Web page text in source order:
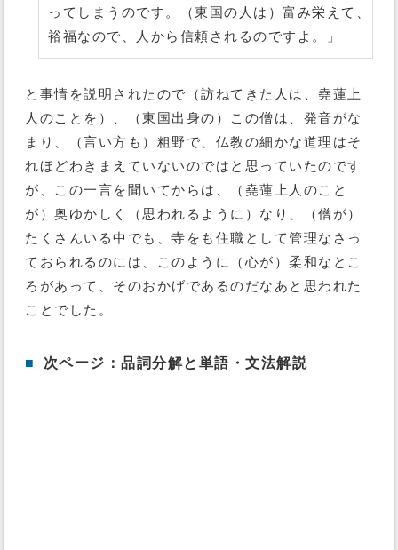
ってしまうのです。（東国の人は）富み栄えて、
裕福なので、人から信頼されるのですよ。」
と事情を説明されたので（訪ねてきた人は、堯蓮上
人のことを）、（東国出身の）この僧は、発音がな
まり、（言い方も）粗野で、仏教の細かな道理はそ
れほどわきまえていないのではと思っていたのです
が、この一言を聞いてからは、（堯蓮上人のこと
が）奥ゆかしく（思われるように）なり、（僧が）
たくさんいる中でも、寺をも住職として管理なさっ
ておられるのには、このように（心が）柔和なとこ
ろがあって、そのおかげであるのだなあと思われた
ことでした。
■ 次ページ：品詞分解と単語・文法解説